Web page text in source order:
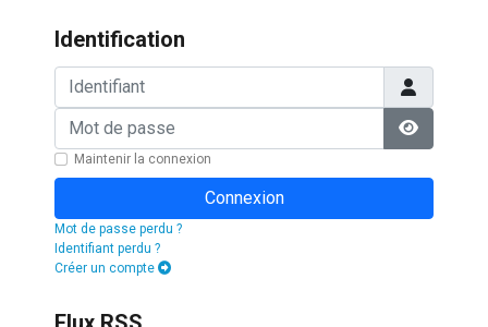
Identification
Identifiant
Mot de passe
Afficher
Maintenir la connexion
Connexion
Mot de passe perdu ?
Identifiant perdu ?
Créer un compte